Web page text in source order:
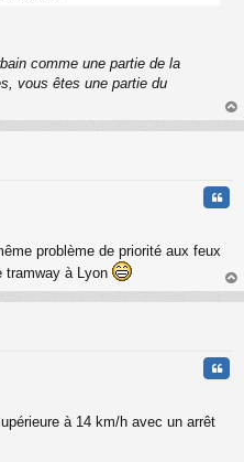
comme une partie de la
vous êtes une partie du
au
problème de priorité aux feux
tramway à Lyon
au
à 14 km/h avec un arrêt